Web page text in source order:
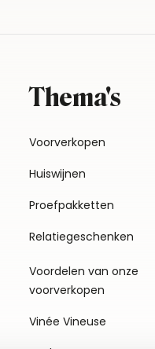
Thema's
Voorverkopen
Huiswijnen
Proefpakketten
Relatiegeschenken
Voordelen van onze
voorverkopen
Vinée Vineuse